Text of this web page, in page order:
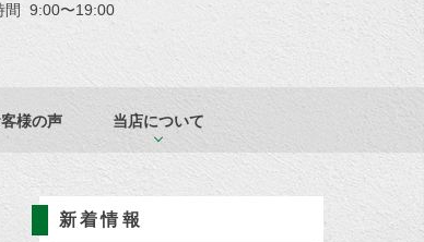
間 9:00〜19:00
様の声 当店について
新着情報